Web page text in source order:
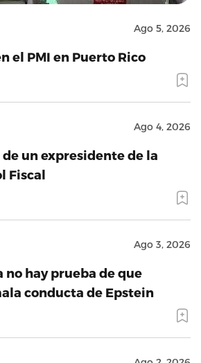
Ago 5, 2026
el PMI en Puerto Rico
Ago 4, 2026
de un expresidente de la
Fiscal
Ago 3, 2026
no hay prueba de que
conducta de Epstein